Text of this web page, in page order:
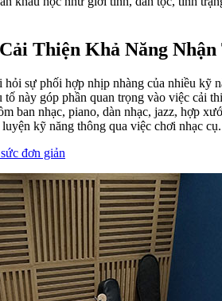
Thiện Khả Năng Nhận
sự phối hợp nhịp nhàng của nhiều
này góp phần quan trọng vào việc cải
ban nhạc, piano, dàn nhạc, jazz, hợp
kỹ năng thông qua việc chơi nhạc cụ.
đơn giản